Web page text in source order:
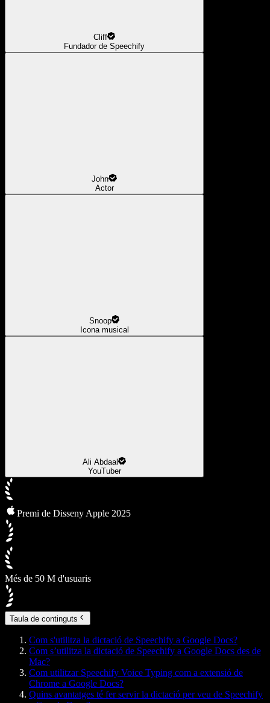
Cliff
Fundador de Speechify
John
Actor
Snoop
Icona musical
Ali Abdaal
YouTuber
Premi de Disseny Apple 2025
Més de 50 M d'usuaris
Taula de continguts
Com s'utilitza la dictació de Speechify a Google Docs?
Com s’utilitza la dictació de Speechify a Google Docs des de
Mac?
Com utilitzar Speechify Voice Typing com a extensió de
Chrome a Google Docs?
Quins avantatges té fer servir la dictació per veu de Speechify